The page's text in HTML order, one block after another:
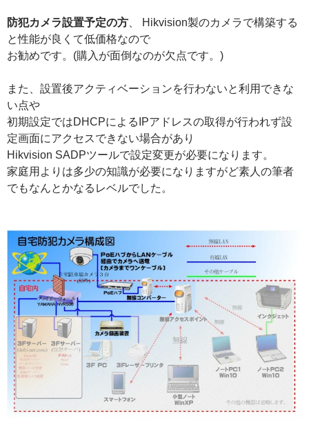
防犯カメラ設置予定の方、 Hikvision製のカメラで構築する
と性能が良くて低価格なので
お勧めです。(購入が面倒なのが欠点です。)
また、設置後アクティベーションを行わないと利用できな
い点や
初期設定ではDHCPによるIPアドレスの取得が行われず設
定画面にアクセスできない場合があり
Hikvision SADPツールで設定変更が必要になります。
家庭用よりは多少の知識が必要になりますがど素人の筆者
でもなんとかなるレベルでした。